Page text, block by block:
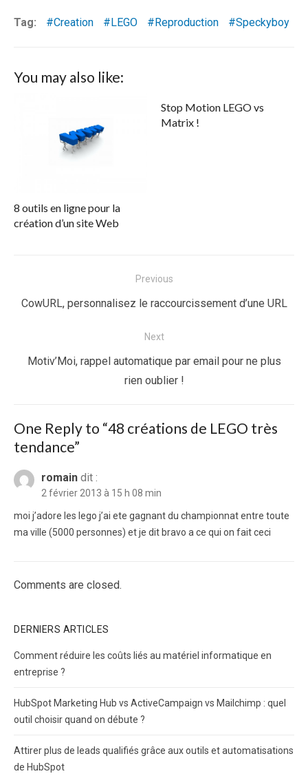
Tag: Creation LEGO Reproduction Speckyboy
You may also like:
8 outils en ligne pour la
création d’un site Web
Stop Motion LEGO vs
Matrix !
de
Previous
Previous
CowURL, personnalisez le raccourcissement d’une URL
Next
Next
Motiv’Moi, rappel automatique par email pour ne plus
rien oublier !
One Reply to “48 créations de LEGO très
tendance”
romain dit :
2 février 2013 à 15 h 08 min
moi j’adore les lego j’ai ete gagnant du championnat entre toute
ma ville (5000 personnes) et je dit bravo a ce qui on fait ceci
Comments are closed.
DERNIERS ARTICLES
Comment réduire les coûts liés au matériel informatique en
entreprise ?
HubSpot Marketing Hub vs ActiveCampaign vs Mailchimp : quel
outil choisir quand on débute ?
Attirer plus de leads qualifiés grâce aux outils et automatisations
de HubSpot